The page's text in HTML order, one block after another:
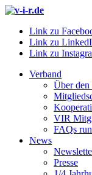
Link zu
Link zu
Link zu
Verband
Über
VIR
FAQs
News
Presse